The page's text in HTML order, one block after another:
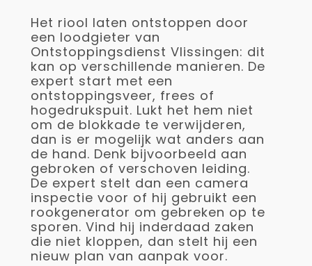
Het riool laten ontstoppen door
een loodgieter van
Ontstoppingsdienst Vlissingen: dit
kan op verschillende manieren. De
expert start met een
ontstoppingsveer, frees of
hogedrukspuit. Lukt het hem niet
om de blokkade te verwijderen,
dan is er mogelijk wat anders aan
de hand. Denk bijvoorbeeld aan
gebroken of verschoven leiding.
De expert stelt dan een camera
inspectie voor of hij gebruikt een
rookgenerator om gebreken op te
sporen. Vind hij inderdaad zaken
die niet kloppen, dan stelt hij een
nieuw plan van aanpak voor.